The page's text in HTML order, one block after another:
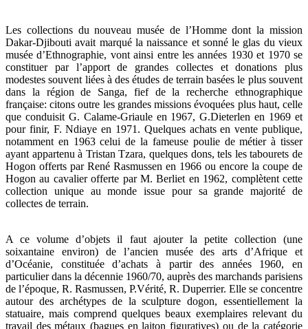
Les collections du nouveau musée de l’Homme dont la mission
Dakar-Djibouti avait marqué la naissance et sonné le glas du vieux
musée d’Ethnographie, vont ainsi entre les années 1930 et 1970 se
constituer par l’apport de grandes collectes et donations plus
modestes souvent liées à des études de terrain basées le plus souvent
dans la région de Sanga, fief de la recherche ethnographique
française: citons outre les grandes missions évoquées plus haut, celle
que conduisit G. Calame-Griaule en 1967, G.Dieterlen en 1969 et
pour finir, F. Ndiaye en 1971. Quelques achats en vente publique,
notamment en 1963 celui de la fameuse poulie de métier à tisser
ayant appartenu à Tristan Tzara, quelques dons, tels les tabourets de
Hogon offerts par René Rasmussen en 1966 ou encore la coupe de
Hogon au cavalier offerte par M. Berliet en 1962, complètent cette
collection unique au monde issue pour sa grande majorité de
collectes de terrain.
A ce volume d’objets il faut ajouter la petite collection (une
soixantaine environ) de l’ancien musée des arts d’Afrique et
d’Océanie, constituée d’achats à partir des années 1960, en
particulier dans la décennie 1960/70, auprès des marchands parisiens
de l’époque, R. Rasmussen, P.Vérité, R. Duperrier. Elle se concentre
autour des archétypes de la sculpture dogon, essentiellement la
statuaire, mais comprend quelques beaux exemplaires relevant du
travail des métaux (bagues en laiton figuratives) ou de la catégorie